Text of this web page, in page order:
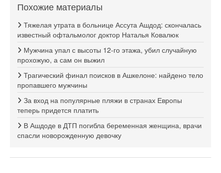
Похожие материалы
Тяжелая утрата в больнице Ассута Ашдод: скончалась
известный офтальмолог доктор Наталья Ковалюк
Мужчина упал с высоты 12-го этажа, убил случайную
прохожую, а сам он выжил
Трагический финал поисков в Ашкелоне: найдено тело
пропавшего мужчины
За вход на популярные пляжи в странах Европы
теперь придется платить
В Ашдоде в ДТП погибла беременная женщина, врачи
спасли новорожденную девочку